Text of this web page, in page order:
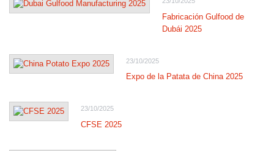
Fabricación Gulfood de
Dubái 2025
23/10/2025
Expo de la Patata de China 2025
23/10/2025
CFSE 2025